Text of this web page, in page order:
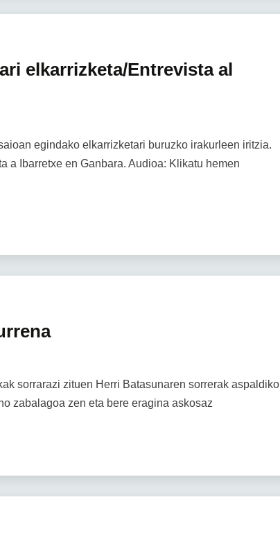
elkarrizketa/Entrevista al
egindako elkarrizketari buruzko irakurleen iritzia.
a Ibarretxe en Ganbara. Audioa: Klikatu hemen
sorrarazi zituen Herri Batasunaren sorrerak aspaldiko
zabalagoa zen eta bere eragina askosaz